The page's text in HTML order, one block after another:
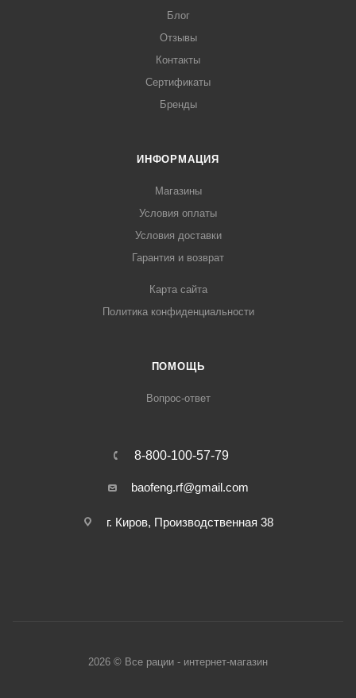
Блог
Отзывы
Контакты
Сертификаты
Бренды
ИНФОРМАЦИЯ
Магазины
Условия оплаты
Условия доставки
Гарантия и возврат
Карта сайта
Политика конфиденциальности
ПОМОЩЬ
Вопрос-ответ
8-800-100-57-79
baofeng.rf@gmail.com
г. Киров, Производственная 38
2026 © Все рации - интернет-магазин